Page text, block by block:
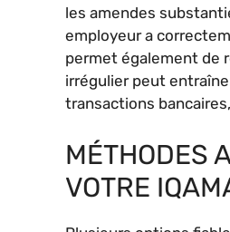
les amendes
employeur a
permet également de
irrégulier peut
transactions
MÉTHODES
VOTRE